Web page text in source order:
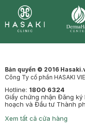
Bản quyền © 2016
Công Ty cổ phần HASAKI
Hotline: 1800 6324
Giấy chứng nhận Đăng ký
hoạch và Đầu tư Thành
Xem tất cả cửa hàng